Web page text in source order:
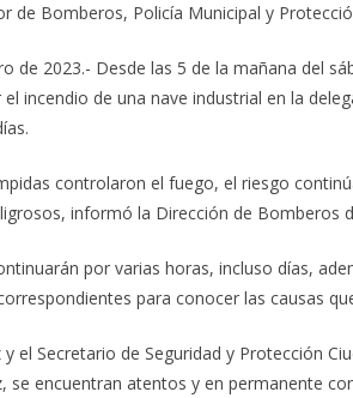
de Bomberos, Policía Municipal y
de 2023.- Desde las 5 de la mañana del
incendio de una nave industrial en la
controlaron el fuego, el riesgo
informó la Dirección de Bomberos
por varias horas, incluso días,
para conocer las causas
el Secretario de Seguridad y Protección
se encuentran atentos y en permanente